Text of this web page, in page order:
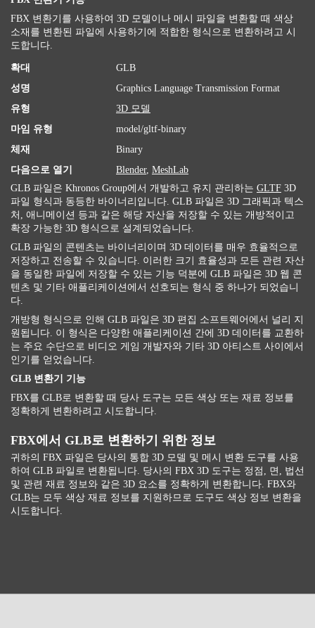
FBX 변환기를 사용하여 3D 모델이나 메시 파일을 변환할 때 색상
소재를 변환된 파일에 사용하기에 적합한 형식으로 변환하려고 시
도합니다.
확대
GLB
성명
Graphics Language Transmission Format
유형
3D 모델
마임 유형
model/gltf-binary
체재
Binary
다음으로 열기
Blender, MeshLab
GLB 파일은 Khronos Group에서 개발하고 유지 관리하는 GLTF 3D
파일 형식과 동등한 바이너리입니다. GLB 파일은 3D 그래픽과 텍스
처, 애니메이션 등과 같은 해당 자산을 저장할 수 있는 개방적이고
확장 가능한 3D 형식으로 설계되었습니다.
GLB 파일의 콘텐츠는 바이너리이며 3D 데이터를 매우 효율적으로
저장하고 전송할 수 있습니다. 이러한 크기 효율성과 모든 관련 자산
을 동일한 파일에 저장할 수 있는 기능 덕분에 GLB 파일은 3D 웹 콘
텐츠 및 기타 애플리케이션에서 선호되는 형식 중 하나가 되었습니
다.
개방형 형식으로 인해 GLB 파일은 3D 편집 소프트웨어에서 널리 지
원됩니다. 이 형식은 다양한 애플리케이션 간에 3D 데이터를 교환하
는 주요 수단으로 비디오 게임 개발자와 기타 3D 아티스트 사이에서
인기를 얻었습니다.
GLB 변환기 기능
FBX를 GLB로 변환할 때 당사 도구는 모든 색상 또는 재료 정보를
정확하게 변환하려고 시도합니다.
FBX에서 GLB로 변환하기 위한 정보
귀하의 FBX 파일은 당사의 통합 3D 모델 및 메시 변환 도구를 사용
하여 GLB 파일로 변환됩니다. 당사의 FBX 3D 도구는 정점, 면, 법선
및 관련 재료 정보와 같은 3D 요소를 정확하게 변환합니다. FBX와
GLB는 모두 색상 재료 정보를 지원하므로 도구도 색상 정보 변환을
시도합니다.